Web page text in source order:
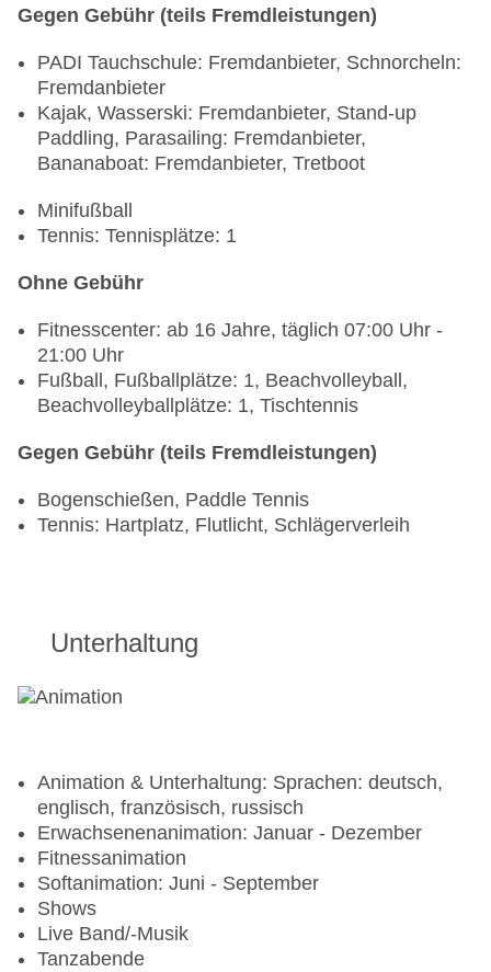
Bei Buchung der Verpflegungsart "gemäß
(P) handelt es sich vor Ort um "Ultra All
Inclusive" mit folgenden zusätzlichen
Leistungen zu Standard All inclusive im
Reisezeitraum 01.11.2025 - 31.10.2026:
Hauptfrühstück verpassen.
Unbegrenzte Reservierungen in den beiden À-la-
Ausgewählte Zimmerservice-Menüs von 00:00 bis
Erweiterte Servicezeiten für Getränke
Gegen Gebühr (teils Fremdleistungen)
PADI Tauchschule: Fremdanbieter, Schnorcheln:
Fremdanbieter
Kajak, Wasserski: Fremdanbieter, Stand-up
Paddling, Parasailing: Fremdanbieter,
Bananaboat: Fremdanbieter, Tretboot
Minifußball
Tennis: Tennisplätze: 1
Ohne Gebühr
Fitnesscenter: ab 16 Jahre, täglich 07:00 Uhr -
21:00 Uhr
Fußball, Fußballplätze: 1, Beachvolleyball,
Beachvolleyballplätze: 1, Tischtennis
Gegen Gebühr (teils Fremdleistungen)
Bogenschießen, Paddle Tennis
Tennis: Hartplatz, Flutlicht, Schlägerverleih
Unterhaltung
Animation & Unterhaltung: Sprachen: deutsch,
englisch, französisch, russisch
Erwachsenenanimation: Januar - Dezember
Fitnessanimation
Softanimation: Juni - September
Shows
Live Band/-Musik
Tanzabende